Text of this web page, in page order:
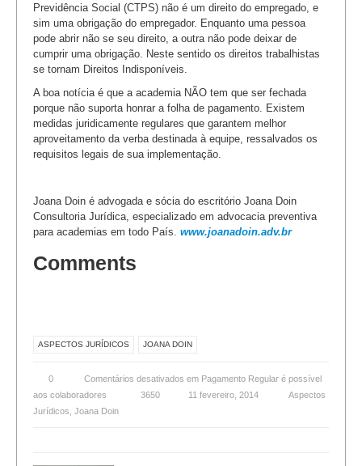
Previdência Social (CTPS) não é um direito do empregado, e
sim uma obrigação do empregador. Enquanto uma pessoa
pode abrir não se seu direito, a outra não pode deixar de
cumprir uma obrigação. Neste sentido os direitos trabalhistas
se tornam Direitos Indisponíveis.
A boa notícia é que a academia NÃO tem que ser fechada
porque não suporta honrar a folha de pagamento. Existem
medidas juridicamente regulares que garantem melhor
aproveitamento da verba destinada à equipe, ressalvados os
requisitos legais de sua implementação.
Joana Doin é advogada e sócia do escritório Joana Doin
Consultoria Jurídica, especializado em advocacia preventiva
para academias em todo País. www.joanadoin.adv.br
Comments
ASPECTOS JURÍDICOS JOANA DOIN
0 Comentários desativados em Pagamento Regular é possível
aos colaboradores
3650 11 fevereiro, 2014
Aspectos
Jurídicos Joana Doin